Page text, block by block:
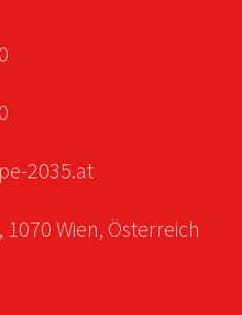
2035.at
Wien, Österreich